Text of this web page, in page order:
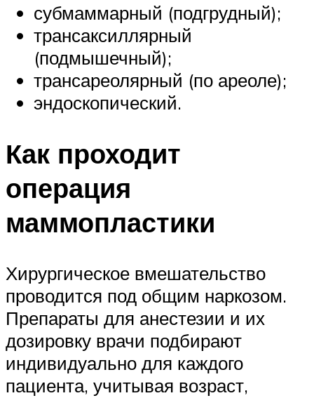
субмаммарный (подгрудный);
трансаксиллярный
(подмышечный);
трансареолярный (по ареоле);
эндоскопический.
Как проходит
операция
маммопластики
Хирургическое вмешательство
проводится под общим наркозом.
Препараты для анестезии и их
дозировку врачи подбирают
индивидуально для каждого
пациента, учитывая возраст,